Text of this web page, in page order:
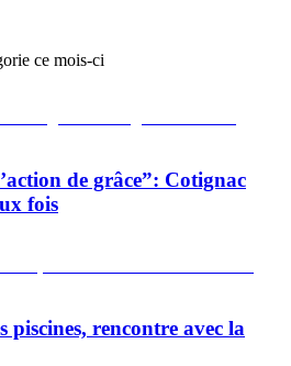
ce mois-ci
de grâce”: Cotignac
fois
rencontre avec la